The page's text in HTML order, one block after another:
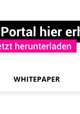
WHITEPAPER